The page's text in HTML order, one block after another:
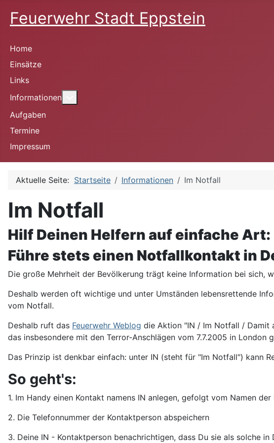
Feuerwehr Stadt Eppstein
Home
Einsätze
Links
Informationen
Aufgaben
Termine
Impressum
Aktuelle Seite: Startseite Informationen Im Notfall
Im Notfall
Hilf Deinen Helfern auf einfache Art:
Führe stets einen Notfallkontakt in
Die große Mehrheit der Bevölkerung trägt keine Information bei sich,
Deshalb werden oft wichtige und unter Umständen lebensrettende
vom Notfall.
Deshalb ruft das Feuerwehr Weblog die Aktion "IN / Im Notfall / Damit
das insbesondere mit den Terror-Anschlägen vom 7.7.2005 in
Das Prinzip ist denkbar einfach: unter IN (steht für "Im Notfall") kann
So geht's:
1. Im Handy einen Kontakt namens IN anlegen, gefolgt vom Namen
2. Die Telefonnummer der Kontaktperson abspeichern
3. Deine IN - Kontaktperson benachrichtigen, dass Du sie als solche in